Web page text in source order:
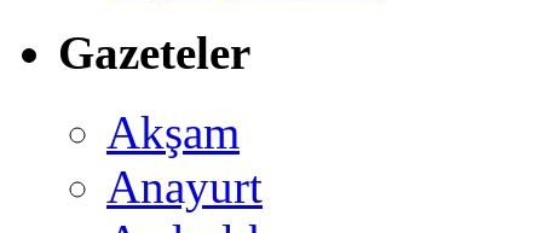
Gazeteler
Akşam
Anayurt